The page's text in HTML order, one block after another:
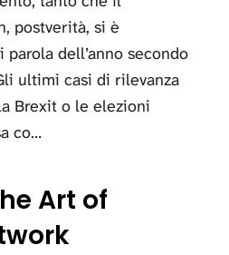
postverità, si è
dell’anno secondo
ultimi casi di rilevanza
Brexit o le elezioni
co…
Art of